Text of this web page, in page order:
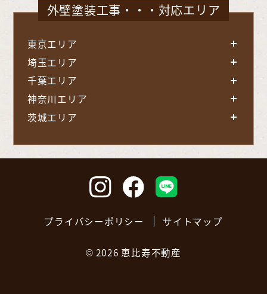
外壁塗装工事・・・対応エリア
東京エリア
埼玉エリア
千葉エリア
神奈川エリア
茨城エリア
プライバシーポリシー サイトマップ
© 2026 恵比寿不動産